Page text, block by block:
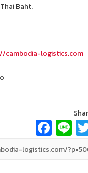
Baht.
cambodia-logistics.com
Fa
ce
b
Li
n
e